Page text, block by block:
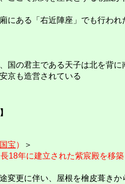
にある「右近陣座」でも行われ
国の君主である天子は北を背に
京も造営されている
国宝）
＞
18年に建立された紫宸殿を移築
変更に伴い、屋根を檜皮葺きか